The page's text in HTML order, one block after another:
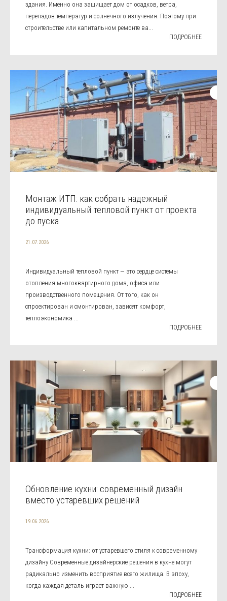
здания. Именно она защищает дом от осадков, ветра,
перепадов температур и солнечного излучения. Поэтому при
строительстве или капитальном ремонте ва...
ПОДРОБНЕЕ
Монтаж ИТП: как собрать надежный
индивидуальный тепловой пункт от проекта
до пуска
21.07.2026
Индивидуальный тепловой пункт — это сердце системы
отопления многоквартирного дома, офиса или
производственного помещения. От того, как он
спроектирован и смонтирован, зависят комфорт,
теплоэкономика ...
ПОДРОБНЕЕ
Обновление кухни: современный дизайн
вместо устаревших решений
19.06.2026
Трансформация кухни: от устаревшего стиля к современному
дизайну Современные дизайнерские решения в кухне могут
радикально изменить восприятие всего жилища. В эпоху,
когда каждая деталь играет важную ...
ПОДРОБНЕЕ